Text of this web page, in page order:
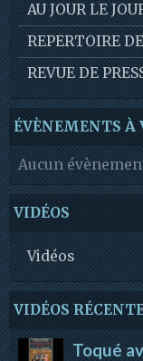
AU JOUR LE
REPERTOIRE
REVUE DE
ÉVÈNEMENTS À
Aucun
VIDÉOS
Vidéos
VIDÉOS
Toqué